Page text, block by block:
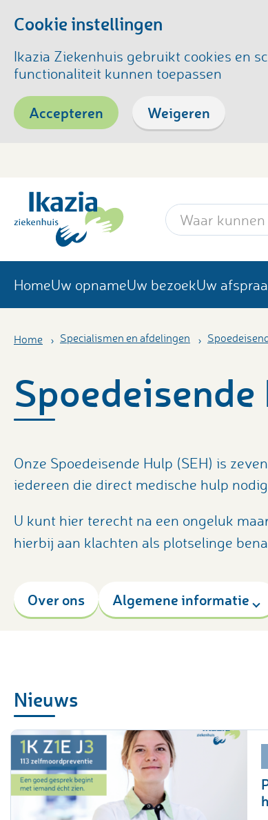
Cookie instellingen
Ikazia Ziekenhuis gebruikt cookies en
functionaliteit kunnen toepassen
Accepteren Weigeren
Zoekwoord
HomeUw opnameUw bezoekUw
Home Specialismen en afdelingen
Spoedeisende
Onze Spoedeisende Hulp (SEH) is
iedereen die direct medische hulp
U kunt hier terecht na een ongeluk
hierbij aan klachten als plotselinge
Over ons Algemene informatie
Nieuws